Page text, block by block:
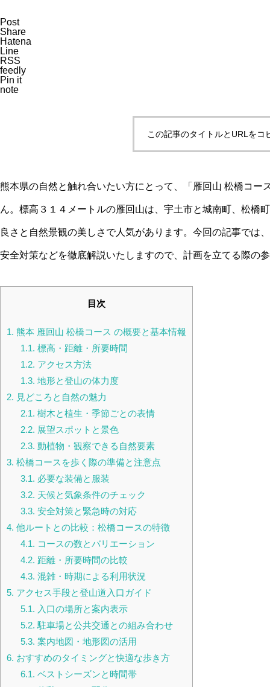
Post
Share
Hatena
Line
RSS
feedly
Pin it
note
この記事のタイトルとURLをコ
熊本県の自然と触れ合いたい方にとって、「雁回山 松橋コー
ん。標高３１４メートルの雁回山は、宇土市と城南町、松橋
良さと自然景観の美しさで人気があります。今回の記事では
安全対策などを徹底解説いたしますので、計画を立てる際の
目次
1. 熊本 雁回山 松橋コース の概要と基本情報
1.1. 標高・距離・所要時間
1.2. アクセス方法
1.3. 地形と登山の体力度
2. 見どころと自然の魅力
2.1. 樹木と植生・季節ごとの表情
2.2. 展望スポットと景色
2.3. 動植物・観察できる自然要素
3. 松橋コースを歩く際の準備と注意点
3.1. 必要な装備と服装
3.2. 天候と気象条件のチェック
3.3. 安全対策と緊急時の対応
4. 他ルートとの比較：松橋コースの特徴
4.1. コースの数とバリエーション
4.2. 距離・所要時間の比較
4.3. 混雑・時期による利用状況
5. アクセス手段と登山道入口ガイド
5.1. 入口の場所と案内表示
5.2. 駐車場と公共交通との組み合わせ
5.3. 案内地図・地形図の活用
6. おすすめのタイミングと快適な歩き方
6.1. ベストシーズンと時間帯